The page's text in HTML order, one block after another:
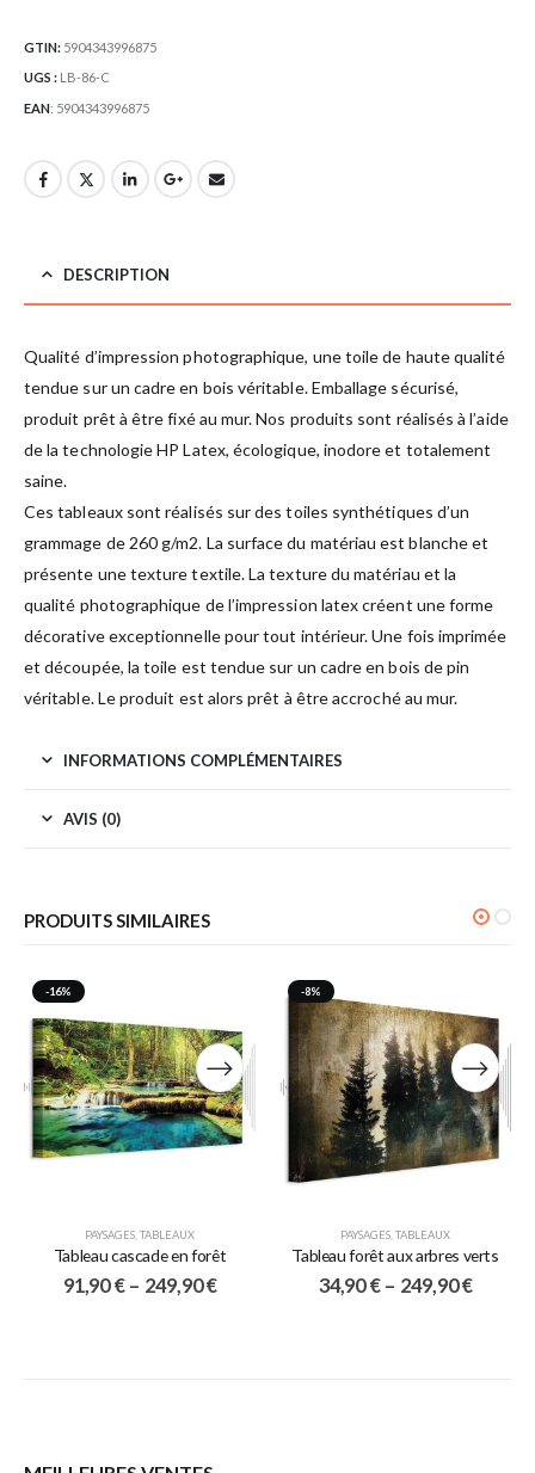
GTIN: 5904343996875
UGS : LB-86-C
EAN: 5904343996875
DESCRIPTION
Qualité d’impression photographique, une toile de haute qualité
tendue sur un cadre en bois véritable. Emballage sécurisé,
produit prêt à être fixé au mur. Nos produits sont réalisés à l’aide
de la technologie HP Latex, écologique, inodore et totalement
saine.
Ces tableaux sont réalisés sur des toiles synthétiques d’un
grammage de 260 g/m2. La surface du matériau est blanche et
présente une texture textile. La texture du matériau et la
qualité photographique de l’impression latex créent une forme
décorative exceptionnelle pour tout intérieur. Une fois imprimée
et découpée, la toile est tendue sur un cadre en bois de pin
véritable. Le produit est alors prêt à être accroché au mur.
INFORMATIONS COMPLÉMENTAIRES
AVIS (0)
PRODUITS SIMILAIRES
-16%
PAYSAGES TABLEAUX
Tableau cascade en forêt
91,90€ – 249,90€
-8%
PAYSAGES TABLEAUX
Tableau forêt aux arbres verts
34,90€ – 249,90€